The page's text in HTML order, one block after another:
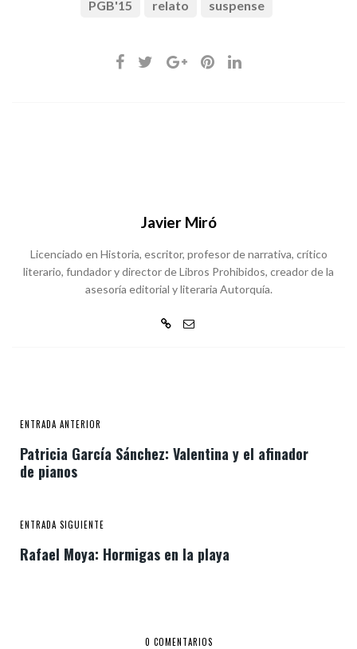
PGB'15 relato suspense
Javier Miró
Licenciado en Historia, escritor, profesor de narrativa, crítico
literario, fundador y director de Libros Prohibidos, creador de la
asesoría editorial y literaria Autorquía.
ENTRADA ANTERIOR
Patricia García Sánchez: Valentina y el afinador
de pianos
ENTRADA SIGUIENTE
Rafael Moya: Hormigas en la playa
0 COMENTARIOS